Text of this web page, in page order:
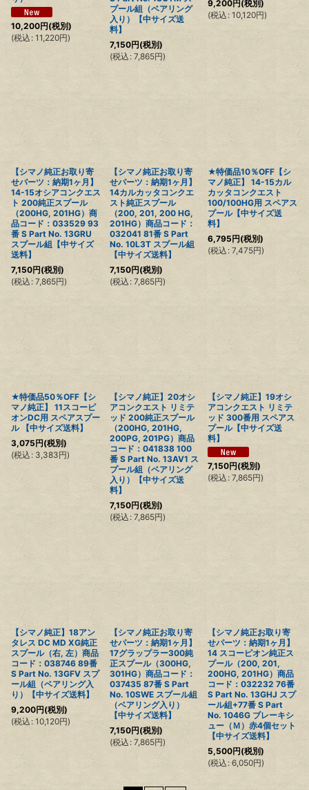
10,200円(税別)
(税込 : 11,220円)
プール組（ベアリング
入り）【中サイズ送
料】
7,150円(税別)
(税込 : 7,865円)
9,200円 (税別)
(税込 : 10,120円)
【シマノ純正お取り寄
せパーツ：納期1ヶ月】
14-15オシアコンクエス
ト 200純正スプール
（200HG, 201HG）商
品コード：033529 93
番 S Part No. 13GRU
スプール組【中サイズ
送料】
7,150円(税別)
(税込 : 7,865円)
【シマノ純正お取り寄
せパーツ：納期1ヶ月】
14カルカッタコンクエ
スト純正スプール
（200, 201, 200 HG,
201HG）商品コード：
032041 81番 S Part
No. 10L3T スプール組
【中サイズ送料】
7,150円(税別)
(税込 : 7,865円)
★特価品10％OFF【シ
マノ純正】 14-15カル
カッタコンクエスト
100/100HG用 スペアス
プール【中サイズ送
料】
6,795円(税別)
(税込 : 7,475円)
★特価品50％OFF【シ
マノ純正】 11スコーピ
オンDC用 スペアスプー
ル 【中サイズ送料】
3,075円(税別)
(税込 : 3,383円)
【シマノ純正】20オシ
アコンクエスト リミテ
ッド 200純正スプール
（200HG, 201HG,
200PG, 201PG）商品
コード：041838 100
番 S Part No. 13AV1 ス
プール組（ベアリング
入り）【中サイズ送
料】
7,150円(税別)
(税込 : 7,865円)
【シマノ純正】19オシ
アコンクエスト リミテ
ッド 300番用 スペアス
プール【中サイズ送
料】
7,150円(税別)
(税込 : 7,865円)
【シマノ純正】18アン
タレス DC MD XG純正
スプール（右, 左）商品
コード：038746 89番
S Part No. 13GFV スプ
ール組（ベアリング入
り）【中サイズ送料】
9,200円(税別)
(税込 : 10,120円)
【シマノ純正お取り寄
せパーツ：納期1ヶ月】
17グラップラー300純
正スプール（300HG,
301HG）商品コード：
037435 87番 S Part
No. 10SWE スプール組
（ベアリング入り）
【中サイズ送料】
7,150円(税別)
(税込 : 7,865円)
【シマノ純正お取り寄
せパーツ：納期1ヶ月】
14 スコーピオン純正ス
プール（200, 201,
200HG, 201HG）商品
コード：032232 76番
S Part No. 13GHJ スプ
ール組+77番 S Part
No. 1046G ブレーキシ
ュー（Ｍ）赤4個セット
【中サイズ送料】
5,500円(税別)
(税込 : 6,050円)